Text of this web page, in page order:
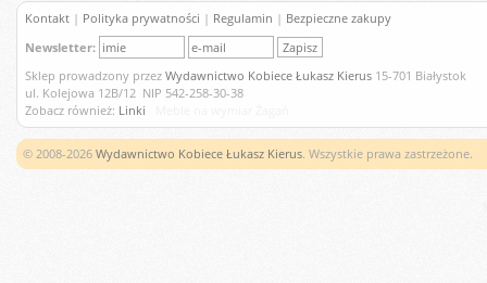
Kontakt | Polityka prywatności | Regulamin | Bezpieczne zakupy
Newsletter:
Sklep prowadzony przez Wydawnictwo Kobiece Łukasz Kierus 15-701 Białystok
ul. Kolejowa 12B/12 NIP 542-258-30-38
Zobacz również: Linki
© 2008-2026 Wydawnictwo Kobiece Łukasz Kierus. Wszystkie prawa zastrzeżone.